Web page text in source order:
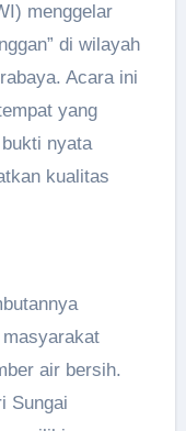
menggelar
di wilayah
Acara ini
yang
nyata
kualitas
air bersih.
Sungai